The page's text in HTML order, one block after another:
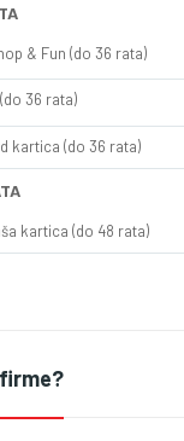
& Fun (do 36 rata)
36 rata)
kartica (do 36 rata)
kartica (do 48 rata)